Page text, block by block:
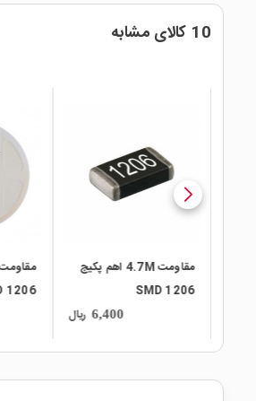
10 کالای مشابه
مقاومت 4.7M اهم پکیج
SMD 1206
6,400 ریال